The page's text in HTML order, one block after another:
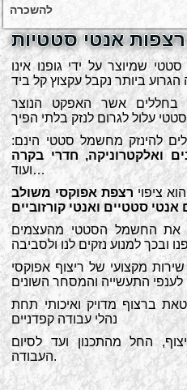
להשכרה
אנטי סטטיות
שמיוצר על ידי גופנו אינו
בחללים אשר האפקט הנוצר
להינזק מחשמל סטטי הינם:
ואלקטרוניקה, חדרי בקרה
ועוד…
ציפוירצפת אפוקסי משולב
אנטי סטטיים ואנטי קורזוביים
את החשמל הסטטי מהעצמים
מקצועי של ריצוף אפוקסי
ברצוף מדויק ואיכותי תחת
נהלי עבודה קפדניים
החל מהתכנון ועד לסיום
העבודה.